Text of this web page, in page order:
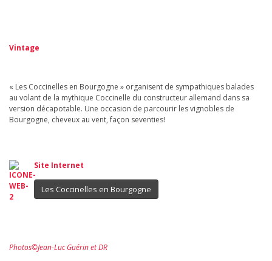
Vintage
« Les Coccinelles en Bourgogne » organisent de sympathiques balades
au volant de la mythique Coccinelle du constructeur allemand dans sa
version décapotable. Une occasion de parcourir les vignobles de
Bourgogne, cheveux au vent, façon seventies!
Site Internet
Les Coccinelles en Bourgogne
Photos©Jean-Luc Guérin et DR